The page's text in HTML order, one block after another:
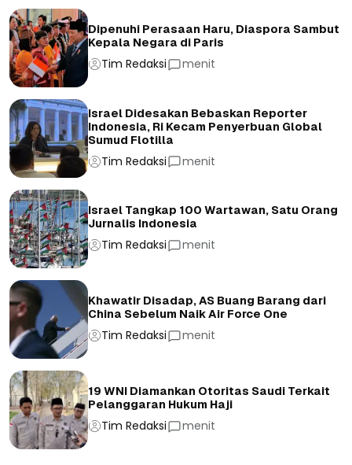
Dipenuhi Perasaan Haru, Diaspora Sambut
Kepala Negara di Paris
Tim Redaksi menit
Israel Didesakan Bebaskan Reporter
Indonesia, Ri Kecam Penyerbuan Global
Sumud Flotilla
Tim Redaksi menit
Israel Tangkap 100 Wartawan, Satu Orang
Jurnalis Indonesia
Tim Redaksi menit
Khawatir Disadap, AS Buang Barang dari
China Sebelum Naik Air Force One
Tim Redaksi menit
19 WNI Diamankan Otoritas Saudi Terkait
Pelanggaran Hukum Haji
Tim Redaksi menit